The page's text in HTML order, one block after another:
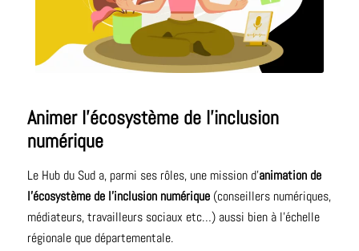
Animer l’écosystème de l’inclusion
numérique
Le Hub du Sud a, parmi ses rôles, une mission d’animation de
l’écosystème de l’inclusion numérique(conseillers numériques,
médiateurs, travailleurs sociaux etc…) aussi bien à l’échelle
régionale que départementale.